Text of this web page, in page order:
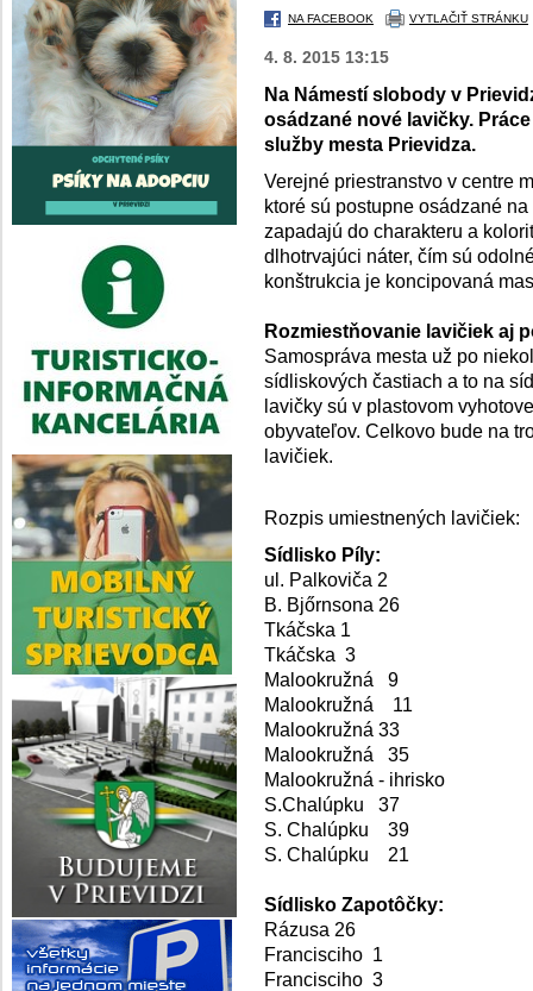
NA FACEBOOK VYTLAČIŤ STRÁNKU
4. 8. 2015 13:15
Na Námestí slobody v
osádzané nové lavičky.
služby mesta Prievidza.
Verejné priestranstvo v centre
ktoré sú postupne osádzané
zapadajú do charakteru a
dlhotrvajúci náter, čím sú
konštrukcia je koncipovaná
Rozmiestňovanie lavičiek aj
Samospráva mesta už po
sídliskových častiach a to na
lavičky sú v plastovom
obyvateľov. Celkovo bude na
lavičiek.
Rozpis umiestnených lavičiek:
Sídlisko Píly:
ul. Palkoviča 2
B. Bjőrnsona 26
Tkáčska 1
Tkáčska 3
Malookružná 9
Malookružná 11
Malookružná 33
Malookružná 35
Malookružná - ihrisko
S.Chalúpku 37
S. Chalúpku 39
S. Chalúpku 21
Sídlisko Zapotôčky:
Rázusa 26
Francisciho 1
Francisciho 3